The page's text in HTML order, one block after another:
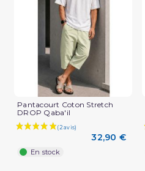
Pantacourt Coton Stretch
DROP Qaba'il
32,90 €
En stock